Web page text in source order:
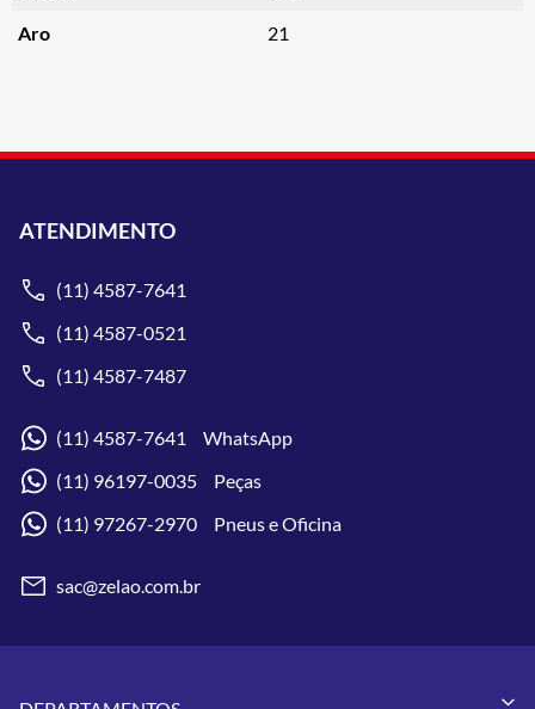
Aro 21
ATENDIMENTO
(11) 4587-7641
(11) 4587-0521
(11) 4587-7487
(11) 4587-7641 WhatsApp
(11) 96197-0035 Peças
(11) 97267-2970 Pneus e Oficina
sac@zelao.com.br